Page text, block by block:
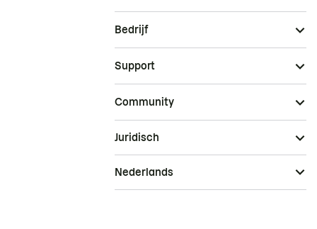
Bedrijf
Support
Community
Juridisch
Nederlands